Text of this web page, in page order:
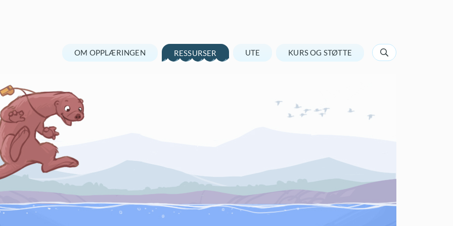
OM OPPLÆRINGEN RESSURSER UTE KURS OG STØTTE